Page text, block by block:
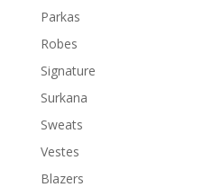
Parkas
Robes
Signature
Surkana
Sweats
Vestes
Blazers